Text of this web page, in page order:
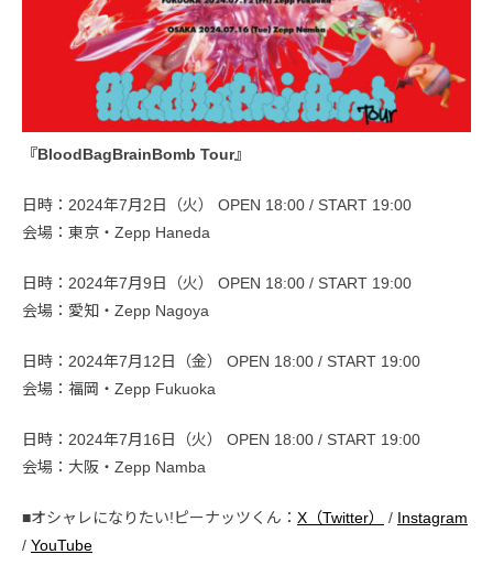
『BloodBagBrainBomb Tour』
日時：2024年7月2日（火） OPEN 18:00 / START 19:00
会場：東京・Zepp Haneda
日時：2024年7月9日（火） OPEN 18:00 / START 19:00
会場：愛知・Zepp Nagoya
日時：2024年7月12日（金） OPEN 18:00 / START 19:00
会場：福岡・Zepp Fukuoka
日時：2024年7月16日（火） OPEN 18:00 / START 19:00
会場：大阪・Zepp Namba
■オシャレになりたい!ピーナッツくん： X（Twitter） / Instagram
/ YouTube